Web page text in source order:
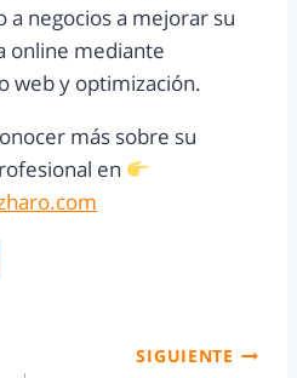
a negocios a mejorar su
online mediante
web y optimización.
más sobre su
en
SIGUIENTE